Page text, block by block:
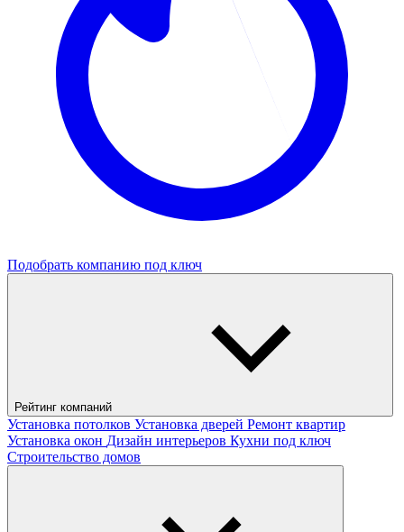
Подобрать компанию под ключ
Рейтинг компаний
Установка потолков Установка дверей Ремонт квартир
Установка окон Дизайн интерьеров Кухни под ключ
Строительство домов